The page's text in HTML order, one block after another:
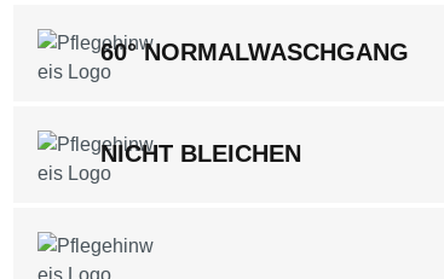
60° NORMALWASCHGANG
NICHT BLEICHEN